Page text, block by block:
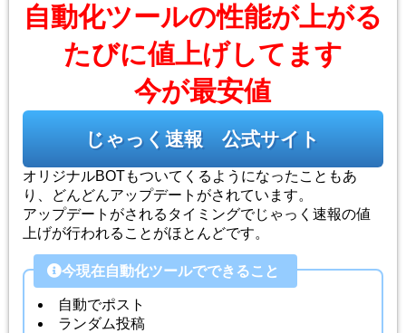
自動化ツールの性能が上がる
たびに値上げしてます
今が最安値
じゃっく速報 公式サイト
オリジナルBOTもついてくるようになったこともあ
り、どんどんアップデートがされています。
アップデートがされるタイミングでじゃっく速報の値
上げが行われることがほとんどです。
今現在自動化ツールでできること
自動でポスト
ランダム投稿